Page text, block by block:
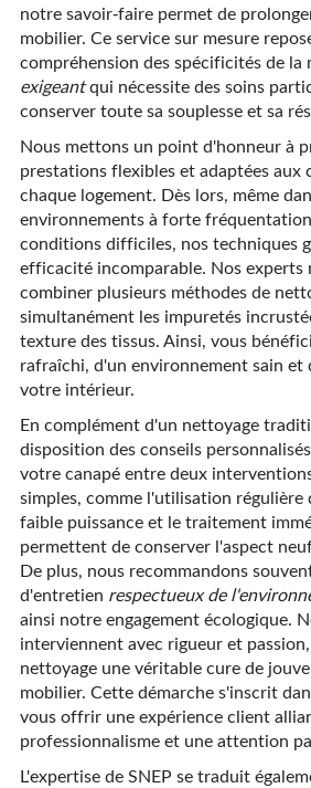
notre savoir-faire permet de
mobilier. Ce service sur mesure
compréhension des spécificités de
exigeantqui nécessite des soins
conserver toute sa souplesse et sa
Nous mettons un point d'honneur à
prestations flexibles et adaptées aux
chaque logement. Dès lors, même
environnements à forte
conditions difficiles, nos techniques
efficacité incomparable. Nos experts
combiner plusieurs méthodes de
simultanément les impuretés
texture des tissus. Ainsi, vous
rafraîchi, d'un environnement sain et
votre intérieur.
En complément d'un nettoyage
disposition des conseils
votre canapé entre deux
simples, comme l'utilisation régulière
faible puissance et le traitement
permettent de conserver l'aspect
De plus, nous recommandons
d'entretien respectueux de
ainsi notre engagement écologique.
interviennent avec rigueur et
nettoyage une véritable cure de
mobilier. Cette démarche s'inscrit
vous offrir une expérience client
professionnalisme et une attention
L'expertise de SNEP se traduit